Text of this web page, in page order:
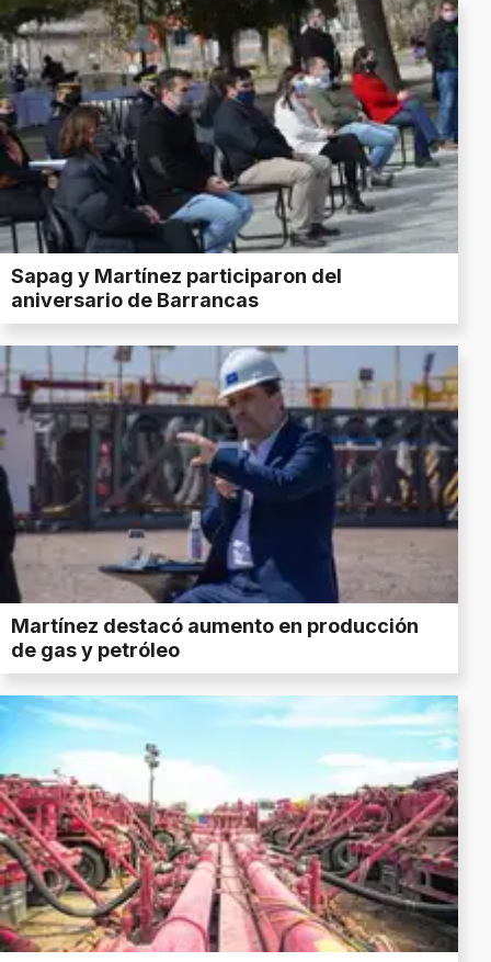
Sapag y Martínez participaron del
aniversario de Barrancas
Martínez destacó aumento en producción
de gas y petróleo